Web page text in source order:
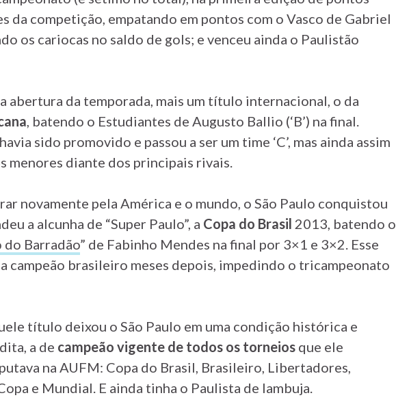
da competição, empatando em pontos com o Vasco de Gabriel
os cariocas no saldo de gols; e venceu ainda o Paulistão
abertura da temporada, mais um título internacional, o da
, batendo o Estudiantes de Augusto Ballio (‘B’) na final.
sido promovido e passou a ser um time ‘C’, mas ainda assim
menores diante dos principais rivais.
novamente pela América e o mundo, o São Paulo conquistou
a alcunha de “Super Paulo”, a Copa do Brasil 2013, batendo o
do Barradão” de Fabinho Mendes na final por 3×1 e 3×2. Esse
campeão brasileiro meses depois, impedindo o tricampeonato
título deixou o São Paulo em uma condição histórica e
a de campeão vigente de todos os torneios que ele
na AUFM: Copa do Brasil, Brasileiro, Libertadores,
e Mundial. E ainda tinha o Paulista de lambuja.